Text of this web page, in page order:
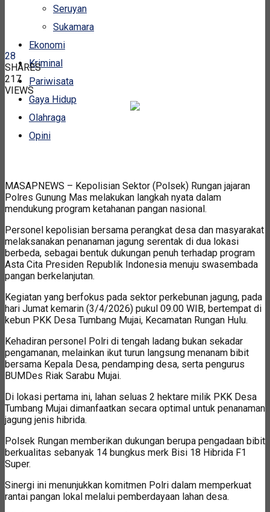
Seruyan
Sukamara
Ekonomi
Kriminal
Pariwisata
Gaya Hidup
Olahraga
Opini
28
SHARES
217
VIEWS
MASAPNEWS – Kepolisian Sektor (Polsek) Rungan jajaran
Polres Gunung Mas melakukan langkah nyata dalam
mendukung program ketahanan pangan nasional.
Personel kepolisian bersama perangkat desa dan masyarakat
melaksanakan penanaman jagung serentak di dua lokasi
berbeda, sebagai bentuk dukungan penuh terhadap program
Asta Cita Presiden Republik Indonesia menuju swasembada
pangan berkelanjutan.
Kegiatan yang berfokus pada sektor perkebunan jagung, pada
hari Jumat kemarin (3/4/2026) pukul 09.00 WIB, bertempat di
kebun PKK Desa Tumbang Mujai, Kecamatan Rungan Hulu.
Kehadiran personel Polri di tengah ladang bukan sekadar
pengamanan, melainkan ikut turun langsung menanam bibit
bersama Kepala Desa, pendamping desa, serta pengurus
BUMDes Riak Sarabu Mujai.
Di lokasi pertama ini, lahan seluas 2 hektare milik PKK Desa
Tumbang Mujai dimanfaatkan secara optimal untuk penanaman
jagung jenis hibrida.
Polsek Rungan memberikan dukungan berupa pengadaan bibit
berkualitas sebanyak 14 bungkus merk Bisi 18 Hibrida F1
Super.
Sinergi ini menunjukkan komitmen Polri dalam memperkuat
rantai pangan lokal melalui pemberdayaan lahan desa.